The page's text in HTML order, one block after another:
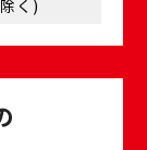
く)